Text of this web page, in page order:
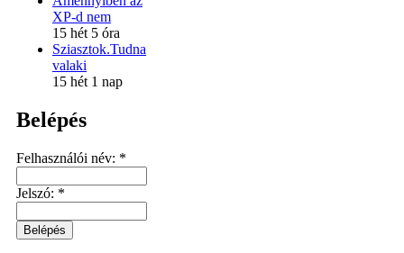
XP-d nem
15 hét 5 óra
Sziasztok.Tudna
valaki
15 hét 1 nap
Belépés
Felhasználói név: *
Jelszó: *